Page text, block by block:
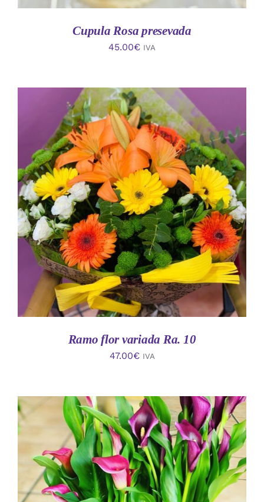
Cupula Rosa presevada
45.00€ IVA
AÑADIR AL CARRITO
/
DETALLES
Ramo flor variada Ra. 10
47.00€ IVA